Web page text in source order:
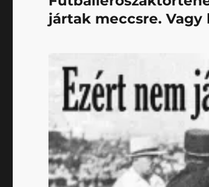
jártak meccsre. Vagy